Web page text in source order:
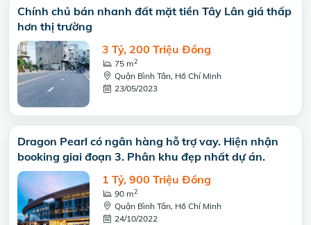
Chính chủ bán nhanh đất mặt tiền Tây Lân giá thấp
hơn thị trường
3 Tỷ, 200 Triệu Đồng
75 m2
Quận Bình Tân, Hồ Chí Minh
23/05/2023
Dragon Pearl có ngân hàng hỗ trợ vay. Hiện nhận
booking giai đoạn 3. Phân khu đẹp nhất dự án.
1 Tỷ, 900 Triệu Đồng
90 m2
Quận Bình Tân, Hồ Chí Minh
24/10/2022